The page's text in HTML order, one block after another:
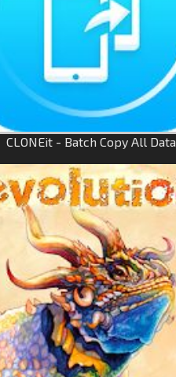
CLONEit - Batch Copy All Data